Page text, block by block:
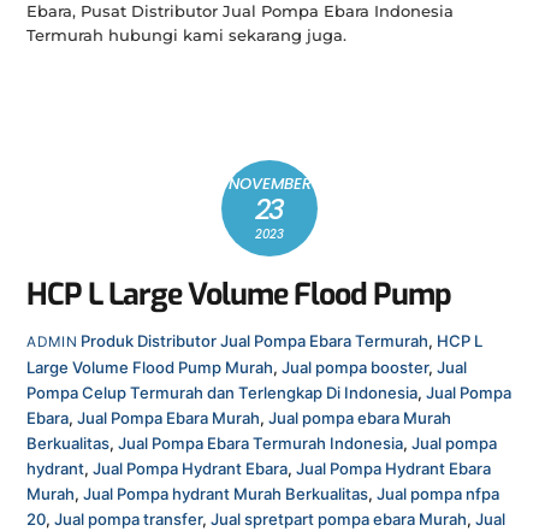
Ebara, Pusat Distributor Jual Pompa Ebara Indonesia
Termurah hubungi kami sekarang juga.
NOVEMBER
23
2023
HCP L Large Volume Flood Pump
ADMIN Produk Distributor Jual Pompa Ebara Termurah, HCP L
Large Volume Flood Pump Murah,Jual pompa booster,Jual
Pompa Celup Termurah dan Terlengkap Di Indonesia,Jual Pompa
Ebara,Jual Pompa Ebara Murah,Jual pompa ebara Murah
Berkualitas,Jual Pompa Ebara Termurah Indonesia,Jual pompa
hydrant,Jual Pompa Hydrant Ebara,Jual Pompa Hydrant Ebara
Murah,Jual Pompa hydrant Murah Berkualitas,Jual pompa nfpa
20,Jual pompa transfer,Jual spretpart pompa ebara Murah,Jual